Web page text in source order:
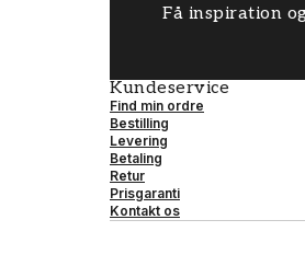
Få inspiration
Kundeservice
Find min ordre
Bestilling
Levering
Betaling
Retur
Prisgaranti
Kontakt os